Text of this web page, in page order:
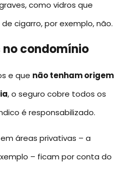
como vidros que
cigarro, por exemplo, não.
condomínio
e que não tenham origem
, o seguro cobre todos os
é responsabilizado.
áreas privativas – a
– ficam por conta do